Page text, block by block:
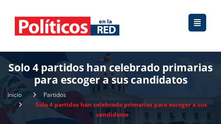
Solo 4 partidos han celebrado primarias
para escoger a sus candidatos
Inicio
Partidos
Solo 4 partidos han celebrado primarias para escoger a sus
candidatos